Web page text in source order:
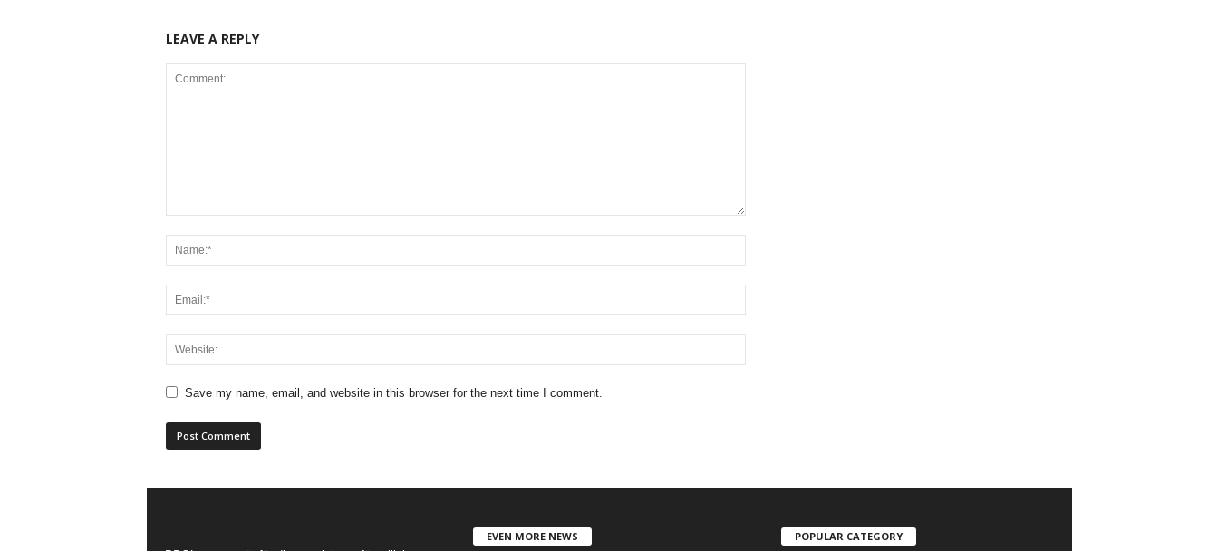
LEAVE A REPLY
Save my name, email, and website in this browser for the next time I comment.
EVEN MORE NEWS POPULAR CATEGORY